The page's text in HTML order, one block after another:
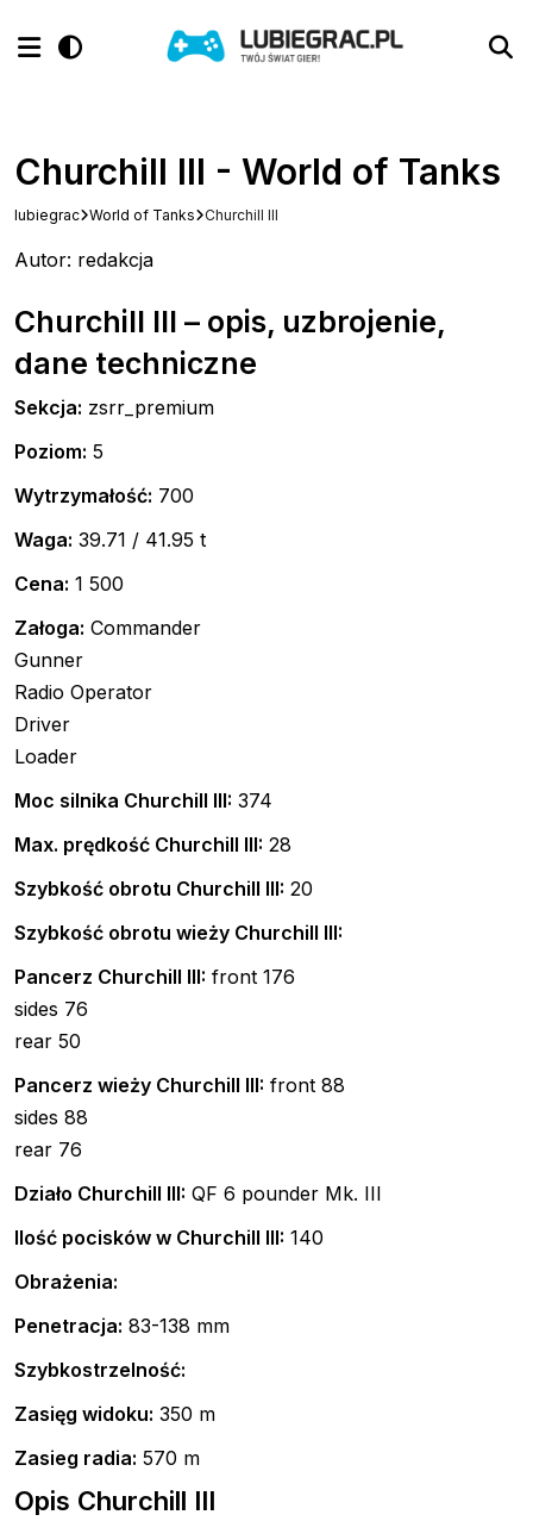
Churchill III - World of Tanks
lubiegrac World of Tanks Churchill III
Autor: redakcja
Churchill III – opis, uzbrojenie,
dane techniczne
Sekcja: zsrr_premium
Poziom: 5
Wytrzymałość: 700
Waga: 39.71 / 41.95 t
Cena: 1 500
Załoga: Commander
Gunner
Radio Operator
Driver
Loader
Moc silnika Churchill III: 374
Max. prędkość Churchill III: 28
Szybkość obrotu Churchill III: 20
Szybkość obrotu wieży Churchill III:
Pancerz Churchill III: front 176
sides 76
rear 50
Pancerz wieży Churchill III: front 88
sides 88
rear 76
Działo Churchill III: QF 6 pounder Mk. III
Ilość pocisków w Churchill III: 140
Obrażenia:
Penetracja: 83-138 mm
Szybkostrzelność:
Zasięg widoku: 350 m
Zasieg radia: 570 m
Opis Churchill III